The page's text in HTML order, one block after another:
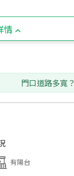
情
門口道路多寬？
有陽台